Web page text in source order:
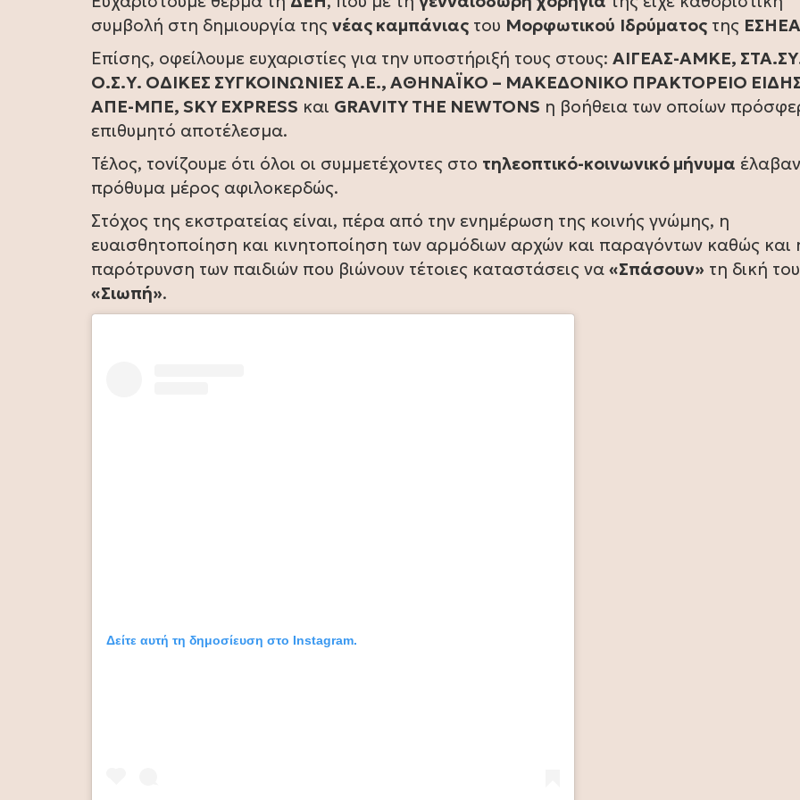
συμβολή στη δημιουργία της νέας καμπάνιας του Μορφωτικού Ιδρύματος της ΕΣΗΕΑ
Επίσης, οφείλουμε ευχαριστίες για την υποστήριξή τους στους: ΑΙΓΕΑΣ-ΑΜΚΕ,
Ο.Σ.Υ. ΟΔΙΚΕΣ ΣΥΓΚΟΙΝΩΝΙΕΣ Α.Ε., ΑΘΗΝΑΪΚΟ – ΜΑΚΕΔΟΝΙΚΟ ΠΡΑΚΤΟΡΕΙΟ
ΑΠΕ-ΜΠΕ, SKY EXPRESS και GRAVITY THE NEWTONS η βοήθεια των οποίων
επιθυμητό αποτέλεσμα.
Τέλος, τονίζουμε ότι όλοι οι συμμετέχοντες στο τηλεοπτικό-κοινωνικό μήνυμα έλαβαν
πρόθυμα μέρος αφιλοκερδώς.
Στόχος της εκστρατείας είναι, πέρα από την ενημέρωση της κοινής γνώμης, η
ευαισθητοποίηση και κινητοποίηση των αρμόδιων αρχών και παραγόντων καθώς και
παρότρυνση των παιδιών που βιώνουν τέτοιες καταστάσεις να «Σπάσουν» τη δική
«Σιωπή».
Δείτε αυτή τη δημοσίευση στο Instagram.